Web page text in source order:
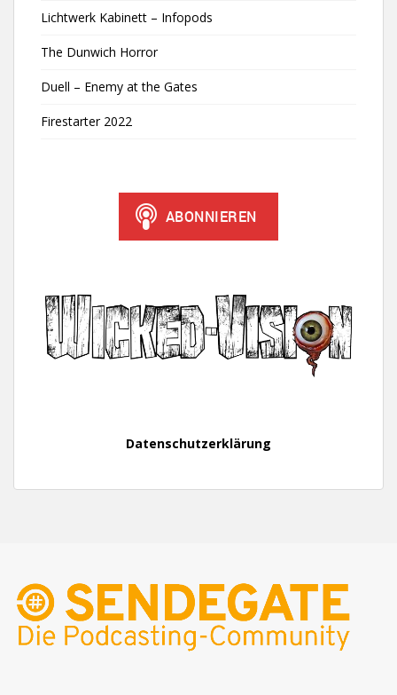
Lichtwerk Kabinett – Infopods
The Dunwich Horror
Duell – Enemy at the Gates
Firestarter 2022
Datenschutzerklärung